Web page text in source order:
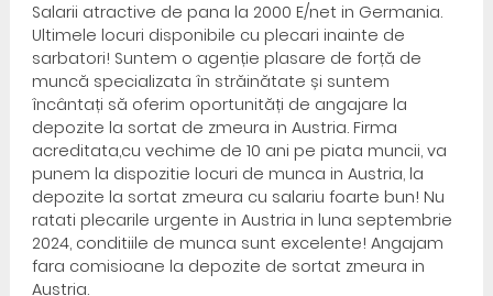
Salarii atractive de pana la 2000 E/net in Germania.
Ultimele locuri disponibile cu plecari inainte de
sarbatori! Suntem o agenție plasare de forță de
muncă specializata în străinătate și suntem
încântați să oferim oportunități de angajare la
depozite la sortat de zmeura in Austria. Firma
acreditata,cu vechime de 10 ani pe piata muncii, va
punem la dispozitie locuri de munca in Austria, la
depozite la sortat zmeura cu salariu foarte bun! Nu
ratati plecarile urgente in Austria in luna septembrie
2024, conditiile de munca sunt excelente! Angajam
fara comisioane la depozite de sortat zmeura in
Austria.